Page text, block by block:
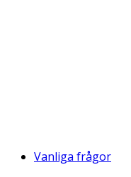
Vanliga frågor